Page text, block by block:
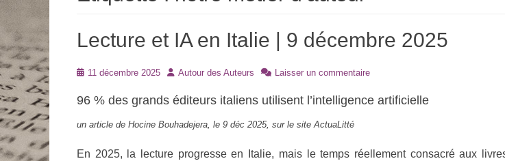
Lecture et IA en Italie | 9 décembre 2025
Posté11 décembre 2025 Auteur
Autour des Auteurs Laisser un commentaire
96 % des grands éditeurs italiens utilisent l’intelligence artificielle
un article de Hocine Bouhadejera, le 9 déc 2025, sur le site ActuaLitté
En 2025, la lecture progresse en Italie, mais le temps réellement consacré aux